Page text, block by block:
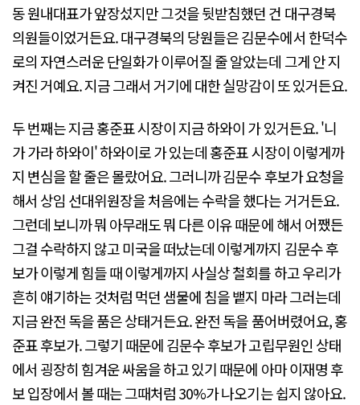
동 원내대표가 앞장섰지만 그것을 뒷받침했던 건 대구경북
의원들이었거든요. 대구경북의 당원들은 김문수에서 한덕수
로의 자연스러운 단일화가 이루어질 줄 알았는데 그게 안 지
켜진 거예요. 지금 그래서 거기에 대한 실망감이 또 있거든요.
두 번째는 지금 홍준표 시장이 지금 하와이 가 있거든요. '니
가 가라 하와이' 하와이로 가 있는데 홍준표 시장이 이렇게까
지 변심을 할 줄은 몰랐어요. 그러니까 김문수 후보가 요청을
해서 상임 선대위원장을 처음에는 수락을 했다는 거거든요.
그런데 보니까 뭐 아무래도 뭐 다른 이유 때문에 해서 어쨌든
그걸 수락하지 않고 미국을 떠났는데 이렇게까지 김문수 후
보가 이렇게 힘들 때 이렇게까지 사실상 철회를 하고 우리가
흔히 얘기하는 것처럼 먹던 샘물에 침을 뱉지 마라 그러는데
지금 완전 독을 품은 상태거든요. 완전 독을 품어버렸어요, 홍
준표 후보가. 그렇기 때문에 김문수 후보가 고립무원인 상태
에서 굉장히 힘겨운 싸움을 하고 있기 때문에 아마 이재명 후
보 입장에서 볼 때는 그때처럼 30%가 나오기는 쉽지 않아요.